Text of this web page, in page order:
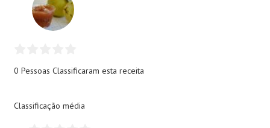
0 Pessoas Classificaram esta receita
Classificação média